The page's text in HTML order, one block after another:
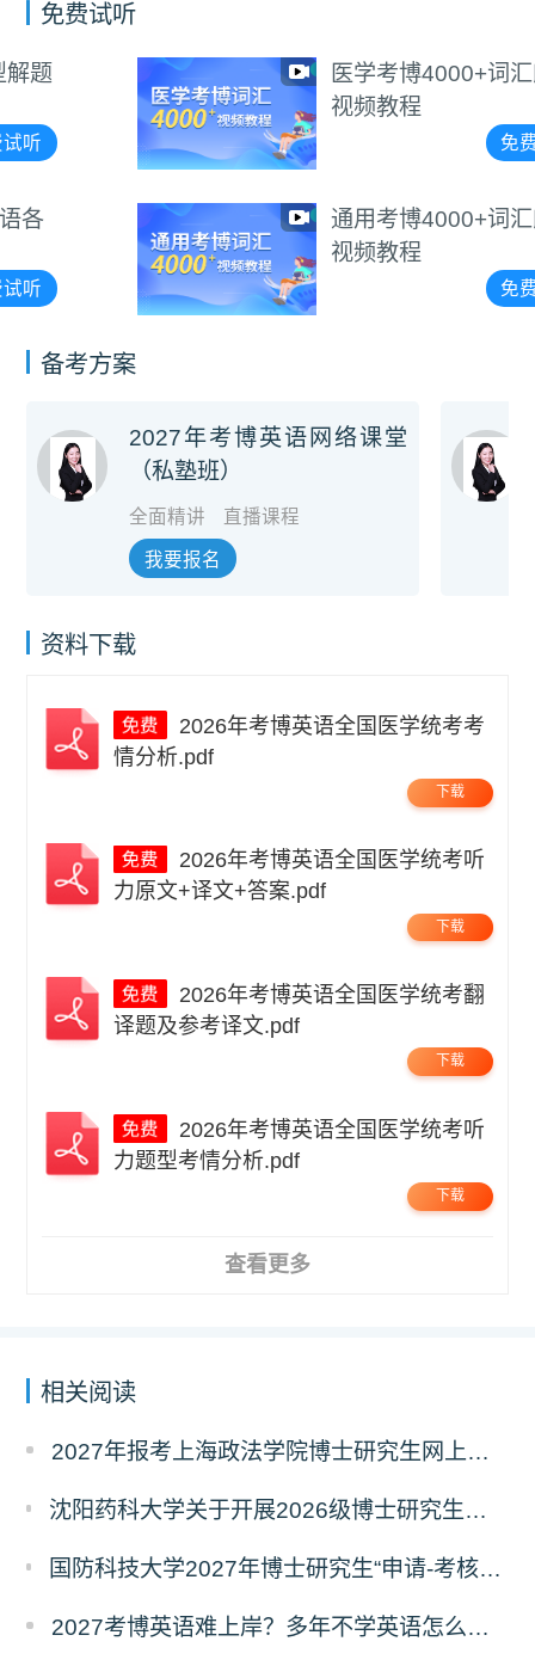
免费试听
医学考博4000+词汇朗读
视频教程
通用考博4000+词汇朗读
视频教程
备考方案
2027年考博英语网络课堂
（私塾班）
全面精讲 直播课程
我要报名
资料下载
情分析.pdf
下载
力原文+译文+答案.pdf
下载
译题及参考译文.pdf
下载
力题型考情分析.pdf
下载
查看更多
相关阅读
2027年报考上海政法学院博士研究生网上报名公告
沈阳药科大学关于开展2026级博士研究生录取后信息采集及档案调取等相关工作的通知
国防科技大学2027年博士研究生“申请-考核”制招生专业基础笔试考试大纲
2027考博英语难上岸？多年不学英语怎么备考？